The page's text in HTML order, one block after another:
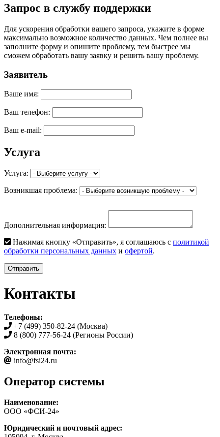
Запрос в службу поддержки
Для ускорения обработки вашего запроса, укажите в форме
максимально возможное количество данных. Чем полнее вы
заполните форму и опишите проблему, тем быстрее мы
сможем обработать вашу заявку и решить вашу проблему.
Заявитель
Ваше имя:
Ваш телефон:
Ваш e-mail:
Услуга
Услуга:
Возникшая проблема:
Дополнительная информация:
Нажимая кнопку «Отправить», я соглашаюсь с политикой
обработки персональных данных и офертой.
Отправить
Контакты
Телефоны:
+7 (499) 350-82-24 (Москва)
8 (800) 777-56-24 (Регионы России)
Электронная почта:
info@fsi24.ru
Оператор системы
Наименование:
ООО «ФСИ-24»
Юридический и почтовый адрес: